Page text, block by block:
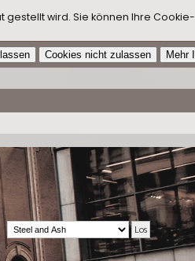
gestellt wird. Sie können Ihre Cookie-